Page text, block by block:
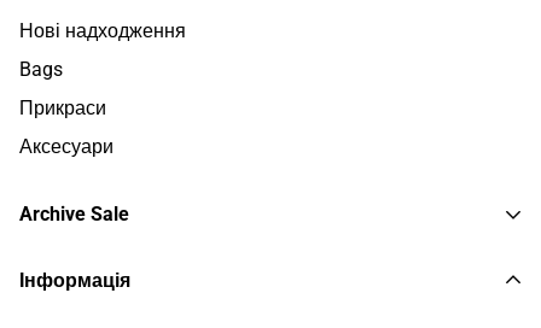
Нові надходження
Bags
Прикраси
Аксесуари
Archive Sale
Пальто та Тренчі
Інформація